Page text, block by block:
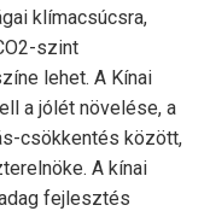
klímacsúcsra,
szint
lehet. A Kínai
a jólét növelése, a
csökkentés között,
A kínai
fejlesztés